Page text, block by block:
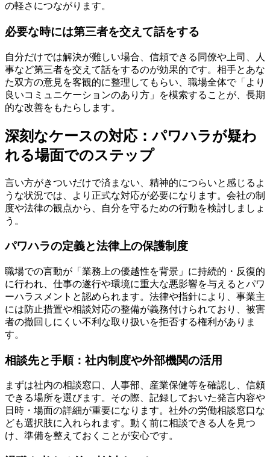
の軽さにつながります。
必要な時には第三者を交えて話をする
自分だけでは解決が難しい場合、信頼できる同僚や上司、人
事など第三者を交えて話をするのが効果的です。相手とあな
た双方の意見を客観的に整理してもらい、職場全体で「より
良いコミュニケーションのあり方」を模索することが、長期
的な改善をもたらします。
深刻なケースの対応：パワハラが疑わ
れる場面でのステップ
言い方がきついだけで済まない、精神的につらいと感じるよ
うな状況では、より正式な対応が必要になります。会社の制
度や法律の観点から、自分を守るための行動を検討しましょ
う。
パワハラの定義と法律上の保護制度
職場での言動が「業務上の優越性を背景」に持続的・反復的
に行われ、仕事の遂行や環境に重大な悪影響を与えるとパワ
ーハラスメントと認められます。法律や指針により、事業主
には防止措置や相談対応の整備が義務付けられており、被害
者の撤回しにくい不利な取り扱いを拒否する権利がありま
す。
相談先と手順：社内制度や外部機関の活用
まずは社内の相談窓口、人事部、産業保健等を確認し、信頼
できる場所を選びます。その際、記録しておいた発言内容や
日時・場面の詳細が重要になります。社外の労働相談窓口な
ども選択肢に入れられます。動く前に相談できる人を見つ
け、準備を整えておくことが安心です。